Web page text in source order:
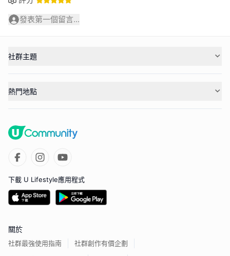
發表第一個留言...
社群主題
熱門地點
下載 U Lifestyle應用程式
關於
社群最強使用指南
社群創作有價企劃